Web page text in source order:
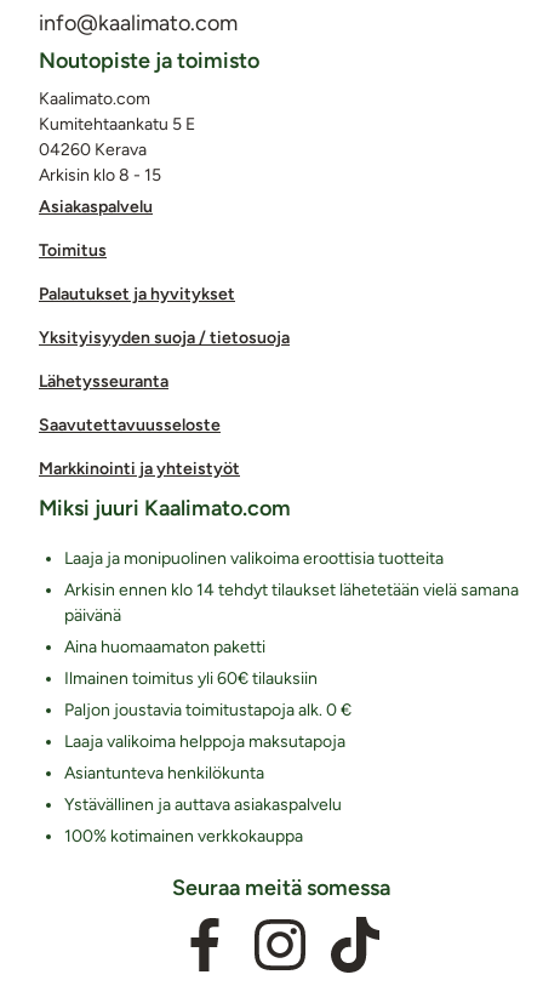
info@kaalimato.com
Asiakaspalvelu
Toimitus
Palautukset ja hyvitykset
Yksityisyyden suoja / tietosuoja
Lähetysseuranta
Saavutettavuusseloste
Markkinointi ja yhteistyöt
Noutopiste ja toimisto
Kaalimato.com
Kumitehtaankatu 5 E
04260 Kerava
Arkisin klo 8 - 15
Miksi juuri Kaalimato.com
Laaja ja monipuolinen valikoima eroottisia tuotteita
Arkisin ennen klo 14 tehdyt tilaukset lähetetään vielä samana
päivänä
Aina huomaamaton paketti
Ilmainen toimitus yli 60€ tilauksiin
Paljon joustavia toimitustapoja alk. 0 €
Laaja valikoima helppoja maksutapoja
Asiantunteva henkilökunta
Ystävällinen ja auttava asiakaspalvelu
100% kotimainen verkkokauppa
Seuraa meitä somessa